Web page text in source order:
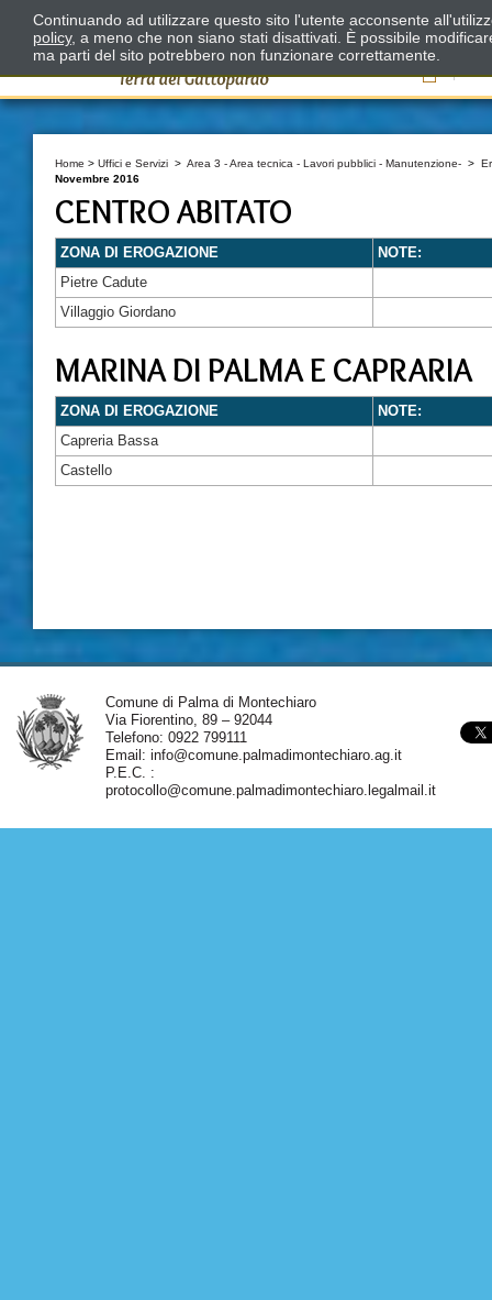
Il
Home > Uffici e Servizi > Area 3 - Area tecnica - Lavori pubblici - Manutenzione- >
Novembre 2016
CENTRO ABITATO
ZONA DI EROGAZIONE
NOTE:
Pietre Cadute
Villaggio Giordano
MARINA DI PALMA E CAPRARIA
ZONA DI EROGAZIONE
NOTE:
Capreria Bassa
Castello
Comune di Palma di Montechiaro
Via Fiorentino, 89 – 92044
Telefono: 0922 799111
Email: info@comune.palmadimontechiaro.ag.it
P.E.C. :
protocollo@comune.palmadimontechiaro.legalmail.it
Continuando ad utilizzare questo sito l'utente acconsente
policy, a meno che non siano stati disattivati. È possibile
ma parti del sito potrebbero non funzionare correttamente.